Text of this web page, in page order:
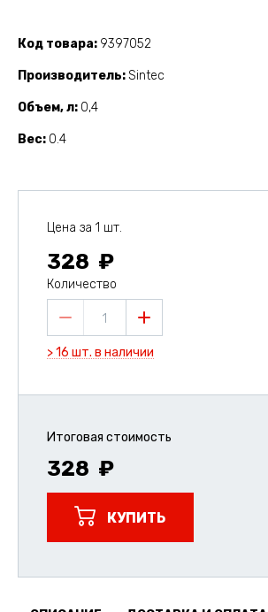
Код товара 9397052
Производитель Sintec
Объем, л 0,4
Вес 0.4
Цена за 1 шт.
328
Количество
1
> 16 шт. в наличии
Итоговая стоимость
328
КУПИТЬ